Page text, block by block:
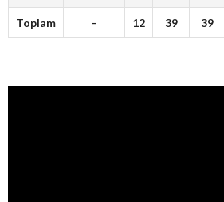
Toplam - 12 39 39